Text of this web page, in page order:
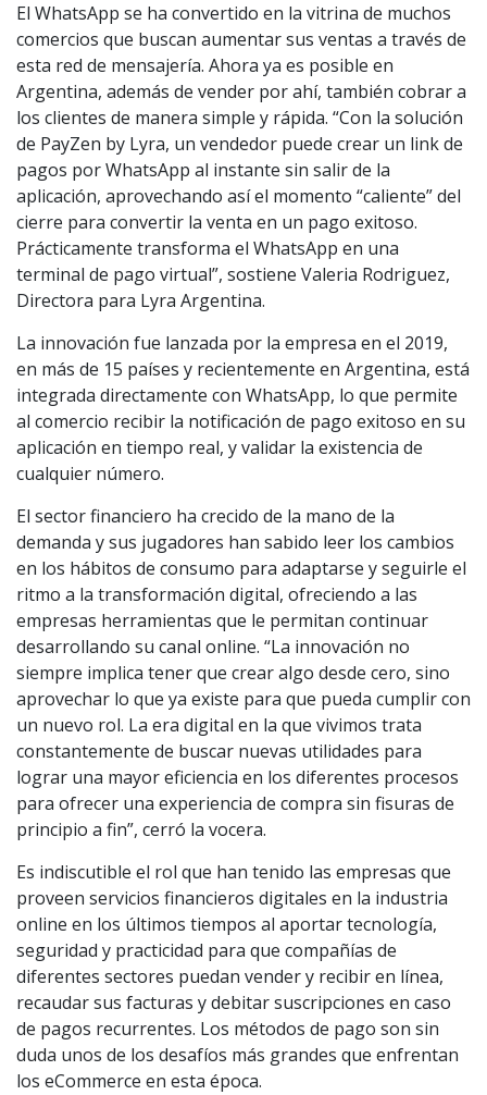
El WhatsApp se ha convertido en la vitrina de muchos
comercios que buscan aumentar sus ventas a través de
esta red de mensajería. Ahora ya es posible en
Argentina, además de vender por ahí, también cobrar a
los clientes de manera simple y rápida. “Con la solución
de PayZen by Lyra, un vendedor puede crear un link de
pagos por WhatsApp al instante sin salir de la
aplicación, aprovechando así el momento “caliente” del
cierre para convertir la venta en un pago exitoso.
Prácticamente transforma el WhatsApp en una
terminal de pago virtual”, sostiene Valeria Rodriguez,
Directora para Lyra Argentina.
La innovación fue lanzada por la empresa en el 2019,
en más de 15 países y recientemente en Argentina, está
integrada directamente con WhatsApp, lo que permite
al comercio recibir la notificación de pago exitoso en su
aplicación en tiempo real, y validar la existencia de
cualquier número.
El sector financiero ha crecido de la mano de la
demanda y sus jugadores han sabido leer los cambios
en los hábitos de consumo para adaptarse y seguirle el
ritmo a la transformación digital, ofreciendo a las
empresas herramientas que le permitan continuar
desarrollando su canal online. “La innovación no
siempre implica tener que crear algo desde cero, sino
aprovechar lo que ya existe para que pueda cumplir con
un nuevo rol. La era digital en la que vivimos trata
constantemente de buscar nuevas utilidades para
lograr una mayor eficiencia en los diferentes procesos
para ofrecer una experiencia de compra sin fisuras de
principio a fin”, cerró la vocera.
Es indiscutible el rol que han tenido las empresas que
proveen servicios financieros digitales en la industria
online en los últimos tiempos al aportar tecnología,
seguridad y practicidad para que compañías de
diferentes sectores puedan vender y recibir en línea,
recaudar sus facturas y debitar suscripciones en caso
de pagos recurrentes. Los métodos de pago son sin
duda unos de los desafíos más grandes que enfrentan
los eCommerce en esta época.